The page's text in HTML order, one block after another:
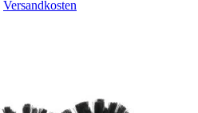
Versandkosten